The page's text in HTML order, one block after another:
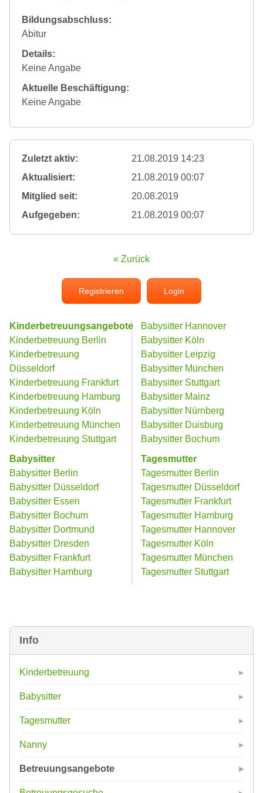
Info
Kinderbetreuung
Babysitter
Tagesmutter
Nanny
Betreuungsangebote
Bildungsabschluss:
Abitur
Details:
Keine Angabe
Aktuelle Beschäftigung:
Keine Angabe
Zuletzt aktiv:
21.08.2019 14:23
Aktualisiert:
21.08.2019 00:07
Mitglied seit:
20.08.2019
Aufgegeben:
21.08.2019 00:07
« Zurück
Registrieren Login
Kinderbetreuungsangebote
Kinderbetreuung Berlin
Kinderbetreuung
Düsseldorf
Kinderbetreuung Frankfurt
Kinderbetreuung Hamburg
Kinderbetreuung Köln
Kinderbetreuung München
Kinderbetreuung Stuttgart
Babysitter
Babysitter Berlin
Babysitter Düsseldorf
Babysitter Essen
Babysitter Bochum
Babysitter Dortmund
Babysitter Dresden
Babysitter Frankfurt
Babysitter Hamburg
Babysitter Hannover
Babysitter Köln
Babysitter Leipzig
Babysitter München
Babysitter Stuttgart
Babysitter Mainz
Babysitter Nürnberg
Babysitter Duisburg
Babysitter Bochum
Tagesmutter
Tagesmutter Berlin
Tagesmutter Düsseldorf
Tagesmutter Frankfurt
Tagesmutter Hamburg
Tagesmutter Hannover
Tagesmutter Köln
Tagesmutter München
Tagesmutter Stuttgart